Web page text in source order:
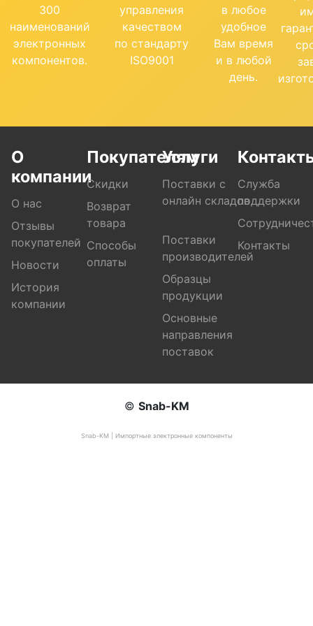
300
наименований
электронных
компонентов.
управления
качеством
по стандарту
ISO9001
в любое
удобное
Вам время
и в любой
день.
О
компании
О нас
Отзывы
покупателей
Новости
История
компании
Покупателям
Скидки
Возврат
товара
Способы
оплаты
Услуги
Поставки с
онлайн складов
Поставки
производителей
Образцы
продукции
Основные
направления
поставок
Служба
поддержки
Контакты
© Snab-KM
Snab-KM | Импортные электронные компоненты